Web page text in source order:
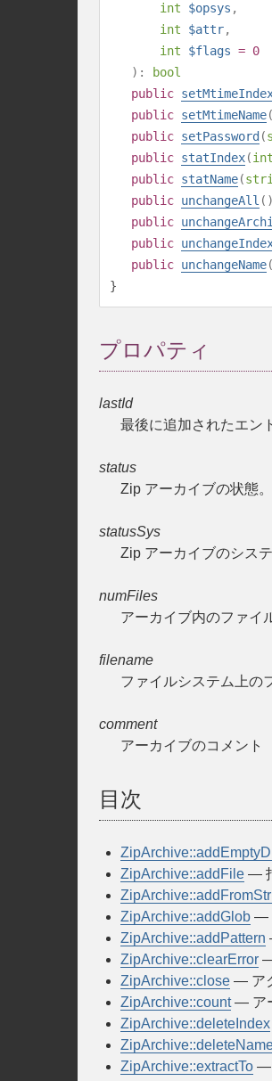
int
$opsys ,
int
$attr,
int
$flags = 0
):
bool
public
public setMtimeName(
public setPassword (
public statIndex(int
public statName(
public unchangeAll
public
public
public unchangeName(
}
プロパティ
lastId
最後に追加されたエン
status
Zip アーカイブの状態
statusSys
Zip アーカイブのシス
numFiles
アーカイブ内のファイ
filename
ファイルシステム上の
comment
アーカイブのコメント
目次
ZipArchive::addFile —
ZipArchive::addGlob —
ZipArchive::addPattern
ZipArchive::clearError
ZipArchive::close — ア
ZipArchive::count— ア
ZipArchive::deleteIndex
ZipArchive::extractTo —